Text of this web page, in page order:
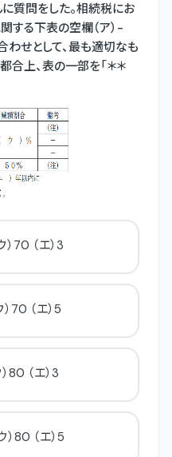
質問をした。相続税にお
する下表の空欄（ア）-
わせとして、最も適切なも
合上、表の一部を「＊＊
）70 （エ）3
70 （エ）5
80 （エ）3
）80 （エ）5